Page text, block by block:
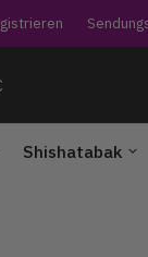
Shishatabak